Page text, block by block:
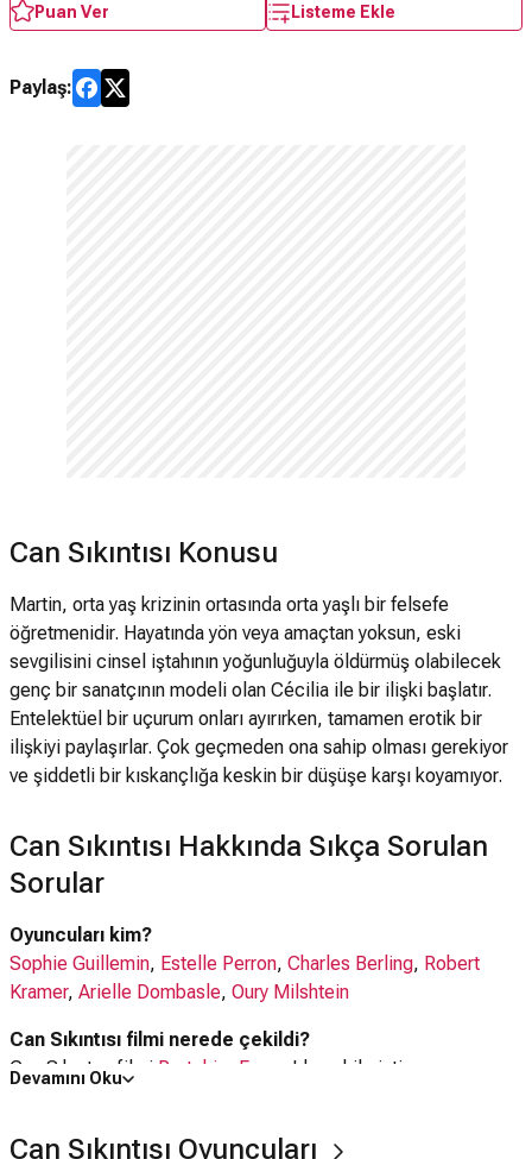
Puan Ver Listeme Ekle
Paylaş:
Can Sıkıntısı Konusu
Martin, orta yaş krizinin ortasında orta yaşlı bir felsefe
öğretmenidir. Hayatında yön veya amaçtan yoksun, eski
sevgilisini cinsel iştahının yoğunluğuyla öldürmüş olabilecek
genç bir sanatçının modeli olan Cécilia ile bir ilişki başlatır.
Entelektüel bir uçurum onları ayırırken, tamamen erotik bir
ilişkiyi paylaşırlar. Çok geçmeden ona sahip olması gerekiyor
ve şiddetli bir kıskançlığa keskin bir düşüşe karşı koyamıyor.
Can Sıkıntısı Hakkında Sıkça Sorulan
Sorular
Oyuncuları kim?
Sophie Guillemin, Estelle Perron, Charles Berling, Robert
Kramer, Arielle Dombasle, Oury Milshtein
Can Sıkıntısı filmi nerede çekildi?
Can Sıkıntısı filmi Portekiz Fransa 'da çekilmiştir.
2 saat 2 dakika
Devamını Oku
Can Sıkıntısı Oyuncuları